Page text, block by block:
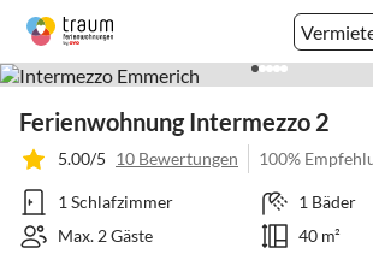
Ferienwohnung Intermezzo 2
5.00/5 10 Bewertungen 100%
1 Schlafzimmer
1 Bäder
Max. 2 Gäste
40 m²